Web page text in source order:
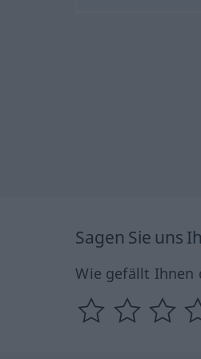
Sagen Sie uns
Wie gefällt Ihnen